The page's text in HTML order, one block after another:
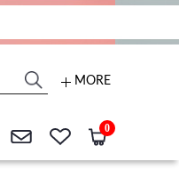
MORE
0